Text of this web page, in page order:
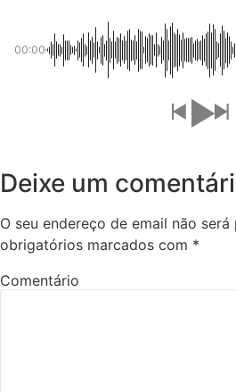
00:00
Deixe um
O seu endereço de email não será
obrigatórios marcados com *
Comentário